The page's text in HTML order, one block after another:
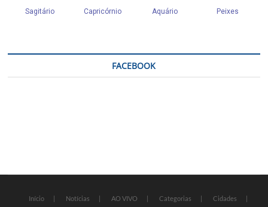
FACEBOOK
Início Notícias AO VIVO Categorias
Cidades